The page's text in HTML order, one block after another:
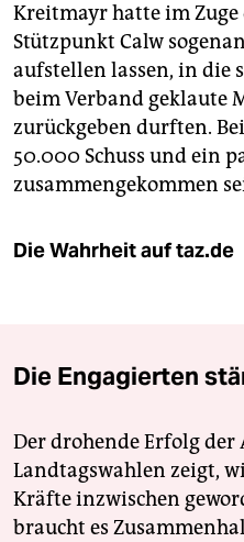
Kreitmayr hatte im
Stützpunkt Calw
aufstellen lassen, in die
beim Verband geklaute
zurückgeben durften.
50.000 Schuss und ein
zusammengekommen
Die Wahrheit auf taz.de
Die Engagierten
Der drohende Erfolg
Landtagswahlen zeigt,
Kräfte inzwischen
braucht es